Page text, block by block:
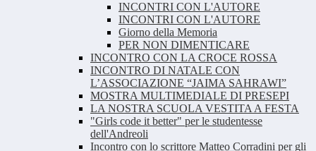
INCONTRI CON L'AUTORE
INCONTRI CON L'AUTORE
Giorno della Memoria
PER NON DIMENTICARE
INCONTRO CON LA CROCE ROSSA
INCONTRO DI NATALE CON
L’ASSOCIAZIONE “JAIMA SAHRAWI”
MOSTRA MULTIMEDIALE DI PRESEPI
LA NOSTRA SCUOLA VESTITA A FESTA
"Girls code it better" per le studentesse
dell'Andreoli
Incontro con lo scrittore Matteo Corradini per gli